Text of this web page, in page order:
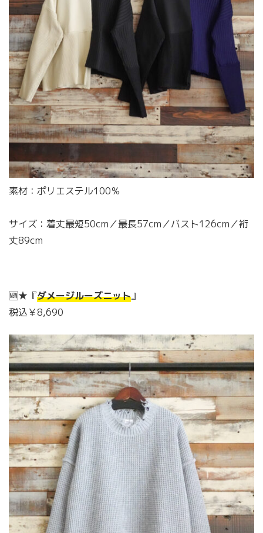
素材：ポリエステル100％
サイズ：着丈最短50cm／最長57cm／バスト126cm／裄
丈89cm
🆕★『ダメージルーズニット』
税込￥8,690